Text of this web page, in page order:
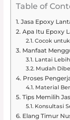
Table of
Jasa Epoxy
Apa Itu Epoxy
Cocok
Manfaat
Lantai
Mudah
Proses
Material
Tips Memilih
Konsultasi
Elang Timur